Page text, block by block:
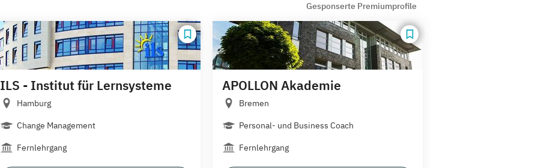
Gesponserte Premiumprofile
ILS - Institut für Lernsysteme
Hamburg
Change Management
Fernlehrgang
APOLLON Akademie
Bremen
Personal- und Business Coach
Fernlehrgang